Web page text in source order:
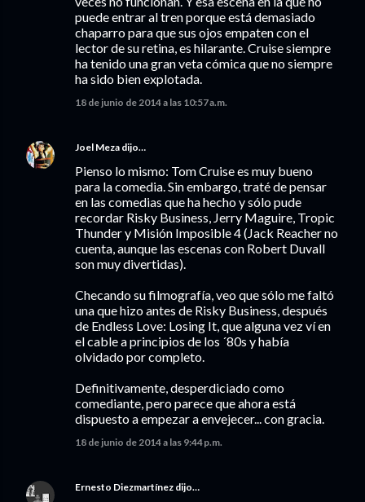
puede entrar al tren porque está demasiado
chaparro para que sus ojos empaten con el
lector de su retina, es hilarante. Cruise siempre
ha tenido una gran veta cómica que no siempre
ha sido bien explotada.
18 de junio de 2014 a las 10:57 a.m.
Joel Meza dijo…
Pienso lo mismo: Tom Cruise es muy bueno
para la comedia. Sin embargo, traté de pensar
en las comedias que ha hecho y sólo pude
recordar Risky Business, Jerry Maguire, Tropic
Thunder y Misión Imposible 4 (Jack Reacher no
cuenta, aunque las escenas con Robert Duvall
son muy divertidas).
Checando su filmografía, veo que sólo me faltó
una que hizo antes de Risky Business, después
de Endless Love: Losing It, que alguna vez ví en
el cable a principios de los ´80s y había
olvidado por completo.
Definitivamente, desperdiciado como
comediante, pero parece que ahora está
dispuesto a empezar a envejecer... con gracia.
18 de junio de 2014 a las 9:44 p.m.
Ernesto Diezmartínez dijo…